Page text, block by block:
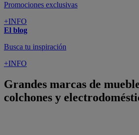
Promociones exclusivas
+INFO
El blog
Busca tu inspiración
+INFO
Grandes marcas de
colchones y